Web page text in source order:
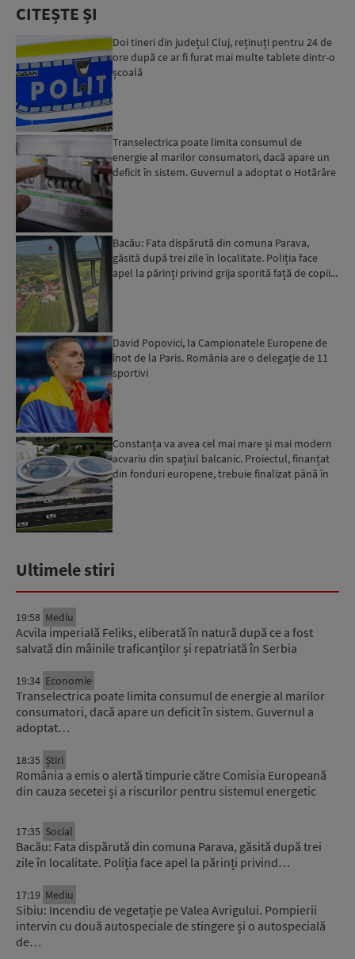
CITEȘTE ȘI
Doi tineri din județul Cluj, reținuți pentru 24 de
ore după ce ar fi furat mai multe tablete dintr-o
școală
Transelectrica poate limita consumul de
energie al marilor consumatori, dacă apare un
deficit în sistem. Guvernul a adoptat o Hotărâre
Bacău: Fata dispărută din comuna Parava,
găsită după trei zile în localitate. Poliția face
apel la părinți privind grija sporită față de copii...
David Popovici, la Campionatele Europene de
înot de la Paris. România are o delegație de 11
sportivi
Constanța va avea cel mai mare și mai modern
acvariu din spațiul balcanic. Proiectul, finanțat
din fonduri europene, trebuie finalizat până în
Ultimele stiri
19:58 Mediu
Acvila imperială Feliks, eliberată în natură după ce a fost
salvată din mâinile traficanților și repatriată în Serbia
19:34 Economie
Transelectrica poate limita consumul de energie al marilor
consumatori, dacă apare un deficit în sistem. Guvernul a
adoptat…
18:35 Știri
România a emis o alertă timpurie către Comisia Europeană
din cauza secetei și a riscurilor pentru sistemul energetic
17:35 Social
Bacău: Fata dispărută din comuna Parava, găsită după trei
zile în localitate. Poliția face apel la părinți privind…
17:19 Mediu
Sibiu: Incendiu de vegetație pe Valea Avrigului. Pompierii
intervin cu două autospeciale de stingere și o autospecială
de…